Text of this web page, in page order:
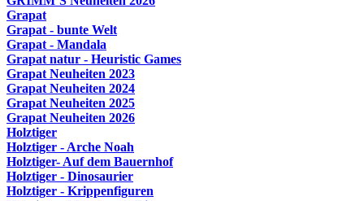
Grapat
Grapat - bunte Welt
Grapat - Mandala
Grapat natur - Heuristic Games
Grapat Neuheiten 2023
Grapat Neuheiten 2024
Grapat Neuheiten 2025
Grapat Neuheiten 2026
Holztiger
Holztiger - Arche Noah
Holztiger- Auf dem Bauernhof
Holztiger - Dinosaurier
Holztiger - Krippenfiguren